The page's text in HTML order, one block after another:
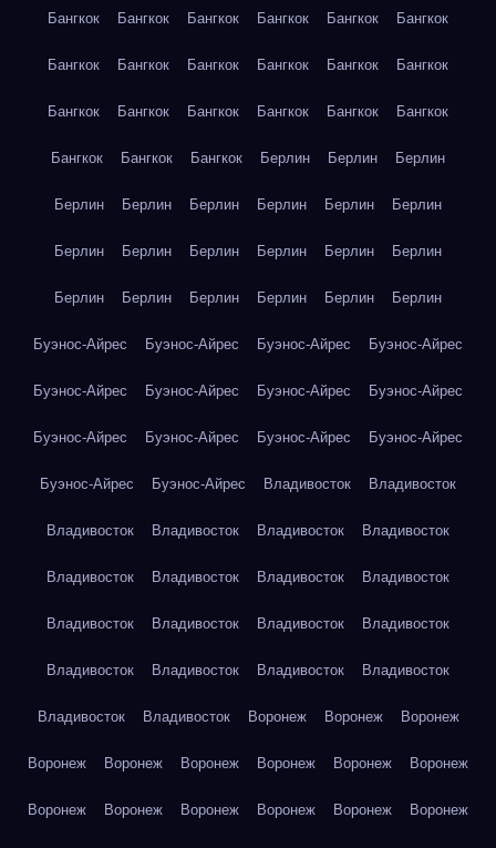
Бангкок Бангкок Бангкок Бангкок Бангкок Бангкок
Бангкок Бангкок Бангкок Бангкок Бангкок Бангкок
Бангкок Бангкок Бангкок Бангкок Бангкок Бангкок
Бангкок Бангкок Бангкок Берлин Берлин Берлин
Берлин Берлин Берлин Берлин Берлин Берлин
Берлин Берлин Берлин Берлин Берлин Берлин
Берлин Берлин Берлин Берлин Берлин Берлин
Буэнос-Айрес Буэнос-Айрес Буэнос-Айрес Буэнос-Айрес
Буэнос-Айрес Буэнос-Айрес Буэнос-Айрес Буэнос-Айрес
Буэнос-Айрес Буэнос-Айрес Буэнос-Айрес Буэнос-Айрес
Буэнос-Айрес Буэнос-Айрес Владивосток Владивосток
Владивосток Владивосток Владивосток Владивосток
Владивосток Владивосток Владивосток Владивосток
Владивосток Владивосток Владивосток Владивосток
Владивосток Владивосток Владивосток Владивосток
Владивосток Владивосток Воронеж Воронеж Воронеж
Воронеж Воронеж Воронеж Воронеж Воронеж Воронеж
Воронеж Воронеж Воронеж Воронеж Воронеж Воронеж